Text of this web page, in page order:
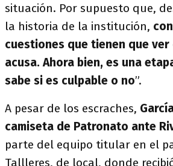
situación. Por supuesto que,
la historia de la institución,
cuestiones que tienen que
acusa. Ahora bien, es una
sabe si es culpable o no”.
A pesar de los escraches,
camiseta de Patronato ante
parte del equipo titular en el
Tallleres, de local, donde